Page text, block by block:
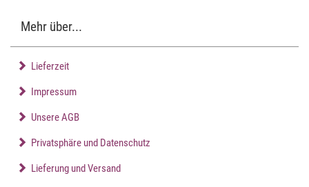
Mehr über...
Lieferzeit
Impressum
Unsere AGB
Privatsphäre und Datenschutz
Lieferung und Versand